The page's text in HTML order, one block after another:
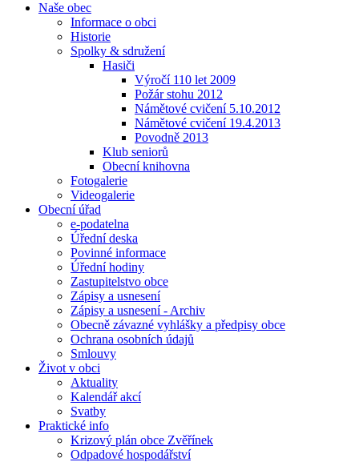
Naše obec
Informace o obci
Historie
Spolky & sdružení
Hasiči
Výročí 110 let 2009
Požár stohu 2012
Námětové cvičení 5.10.2012
Námětové cvičení 19.4.2013
Povodně 2013
Klub seniorů
Obecní knihovna
Fotogalerie
Videogalerie
Obecní úřad
e-podatelna
Úřední deska
Povinné informace
Úřední hodiny
Zastupitelstvo obce
Zápisy a usnesení
Zápisy a usnesení - Archiv
Obecně závazné vyhlášky a předpisy obce
Ochrana osobních údajů
Smlouvy
Život v obci
Aktuality
Kalendář akcí
Svatby
Praktické info
Krizový plán obce Zvěřínek
Odpadové hospodářství